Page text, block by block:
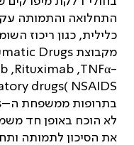
התחלואה והתמותה
כלילית, כגון ריכוז
מקבוצתDrugs
-
,Rituximab ,TNFα
drugs( NSAIDS
בתרופות ממשפחת ה–
לא הוכח באופן חד
את הסיכון לתמותה